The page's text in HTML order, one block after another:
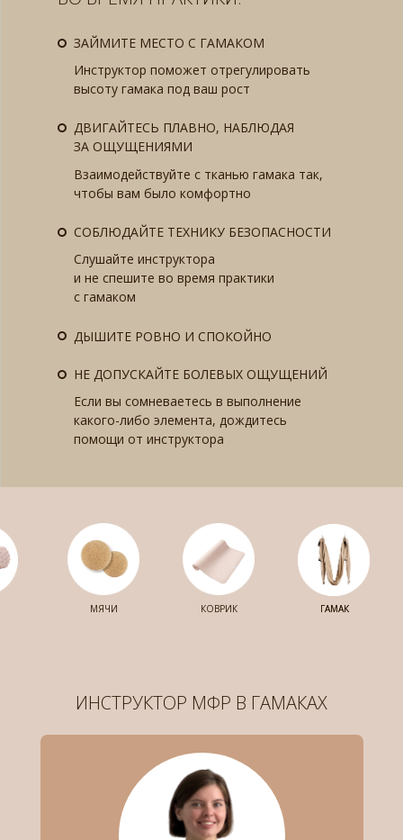
ЗАЙМИТЕ МЕСТО С ГАМАКОМ
Инструктор поможет отрегулировать
высоту гамака под ваш рост
ДВИГАЙТЕСЬ ПЛАВНО, НАБЛЮДАЯ
ЗА ОЩУЩЕНИЯМИ
Взаимодействуйте с тканью гамака так,
чтобы вам было комфортно
СОБЛЮДАЙТЕ ТЕХНИКУ БЕЗОПАСНОСТИ
Слушайте инструктора
и не спешите во время практики
с гамаком
ДЫШИТЕ РОВНО И СПОКОЙНО
Если вы сомневаетесь в выполнение
какого-либо элемента, дождитесь
помощи от инструктора
НЕ ДОПУСКАЙТЕ БОЛЕВЫХ ОЩУЩЕНИЙ
ГАМАК
КОВРИК
МЯЧИ ГАМАК
ИНСТРУКТОР МФР В ГАМАКАХ